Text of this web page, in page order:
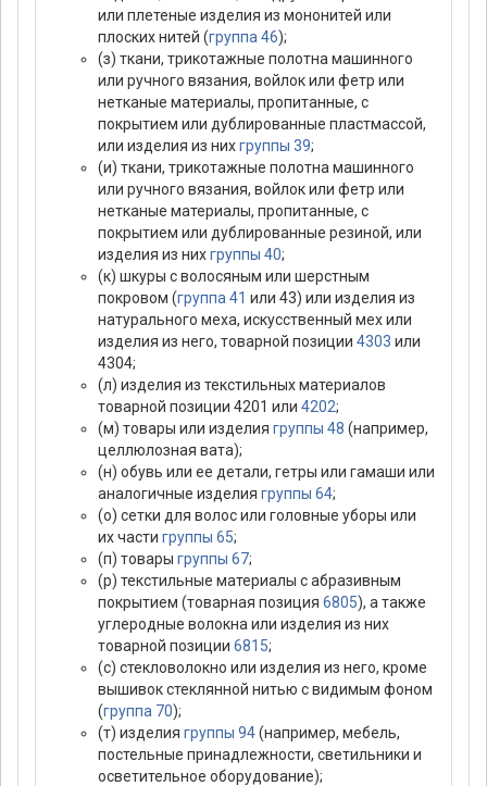
или плетеные изделия из мононитей или
плоских нитей (группа 46);
(з) ткани, трикотажные полотна машинного
или ручного вязания, войлок или фетр или
нетканые материалы, пропитанные, с
покрытием или дублированные пластмассой,
или изделия из нихгруппы 39;
(и) ткани, трикотажные полотна машинного
или ручного вязания, войлок или фетр или
нетканые материалы, пропитанные, с
покрытием или дублированные резиной, или
изделия из нихгруппы 40;
(к) шкуры с волосяным или шерстным
покровом (группа 41 или 43) или изделия из
натурального меха, искусственный мех или
изделия из него, товарной позиции 4303 или
4304;
(л) изделия из текстильных материалов
товарной позиции 4201 или 4202;
(м) товары или изделия группы 48 (например,
целлюлозная вата);
(н) обувь или ее детали, гетры или гамаши или
аналогичные изделия группы 64;
(о) сетки для волос или головные уборы или
их части группы 65;
(п) товары группы 67;
(р) текстильные материалы с абразивным
покрытием (товарная позиция 6805), а также
углеродные волокна или изделия из них
товарной позиции 6815;
(с) стекловолокно или изделия из него, кроме
вышивок стеклянной нитью с видимым фоном
(группа 70);
(т) изделия группы 94(например, мебель,
постельные принадлежности, светильники и
осветительное оборудование);